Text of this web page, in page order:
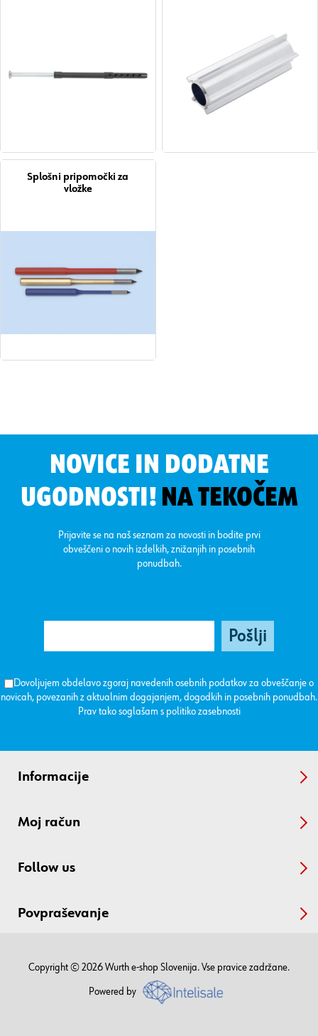
Splošni pripomočki za
vložke
NOVICE IN DODATNE
UGODNOSTI! NA TEKOČEM
Prijavite se na naš seznam za novosti in bodite prvi
obveščeni o novih izdelkih, znižanjih in posebnih
ponudbah.
Dovoljujem obdelavo zgoraj navedenih osebnih podatkov za obveščanje o
novicah, povezanih z aktualnim dogajanjem, dogodkih in posebnih ponudbah.
Prav tako soglašam s politiko zasebnosti
Informacije
Moj račun
Follow us
Povpraševanje
Copyright © 2026 Wurth e-shop Slovenija. Vse pravice zadržane.
Powered by